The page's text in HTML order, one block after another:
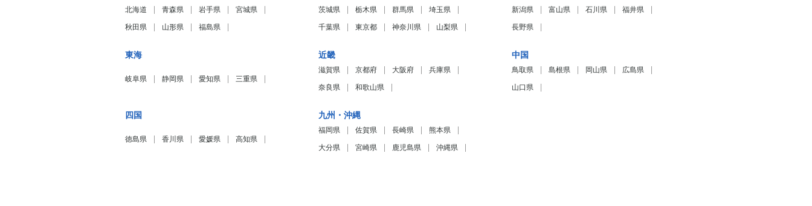
北海道 青森県 岩手県 宮城県
秋田県 山形県 福島県
茨城県 栃木県 群馬県 埼玉県
千葉県 東京都 神奈川県 山梨県
新潟県 富山県 石川県 福井県
長野県
東海
岐阜県 静岡県 愛知県 三重県
近畿
滋賀県 京都府 大阪府 兵庫県
奈良県 和歌山県
中国
鳥取県 島根県 岡山県 広島県
山口県
四国
徳島県 香川県 愛媛県 高知県
九州・沖縄
福岡県 佐賀県 長崎県 熊本県
大分県 宮崎県 鹿児島県 沖縄県